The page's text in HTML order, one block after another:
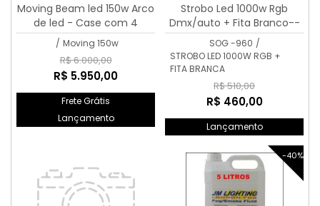
Moving Beam led 150w Arco
de led - Case com 4
UNIDADES
/ Moving 150w
R$ 6.000,00
R$ 5.950,00
Frete Grátis
Lançamento
Strobo Led 1000w Rgb
Dmx/auto + Fita Branco--
SOG -960 /
STROBO LED 1000W RGB +
FITA BRANCA
R$ 510,00
R$ 460,00
Lançamento
-40%